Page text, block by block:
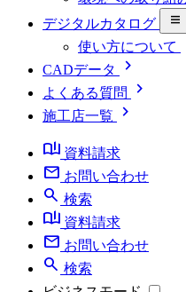
デジタルカタログ
使い方について
CADデータ chevron_right
よくある質問 chevron_right
施工店一覧
chevron_right
book_ribbon 資料請求
mail お問い合わせ
search 検索
book_ribbon 資料請求
mail お問い合わせ
search 検索